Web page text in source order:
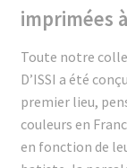
imprimées
Toute notre
D’ISSI a été
premier lieu,
couleurs en
en fonction de